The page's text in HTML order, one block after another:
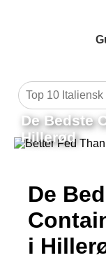
De Bedste
Hillerød
De
i